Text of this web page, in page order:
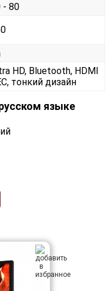
- 80
HD, Bluetooth, HDMI
тонкий дизайн
языке